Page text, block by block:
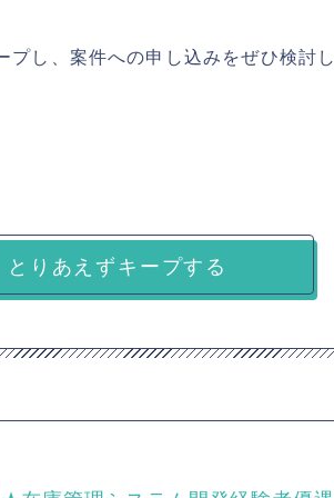
し、案件への申し込みをぜひ検討
とりあえずキープする